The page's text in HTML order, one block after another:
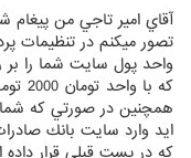
آقاي امير تاجي من پيغام
تصور ميكنم در تنظيمات
واحد پول سايت شما را
كه با
همچنين در صورتي كه شما
ايد وارد سايت بانك
كه در پست قبلي قرار